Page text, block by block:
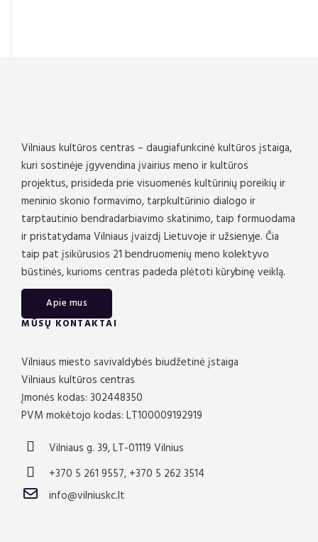
Vilniaus kultūros centras – daugiafunkcinė kultūros įstaiga,
kuri sostinėje įgyvendina įvairius meno ir kultūros
projektus, prisideda prie visuomenės kultūrinių poreikių ir
meninio skonio formavimo, tarpkultūrinio dialogo ir
tarptautinio bendradarbiavimo skatinimo, taip formuodama
ir pristatydama Vilniaus įvaizdį Lietuvoje ir užsienyje. Čia
taip pat įsikūrusios 21 bendruomenių meno kolektyvo
būstinės, kurioms centras padeda plėtoti kūrybinę veiklą.
Apie mus
MŪSŲ KONTAKTAI
Vilniaus miesto savivaldybės biudžetinė įstaiga
Vilniaus kultūros centras
Įmonės kodas: 302448350
PVM mokėtojo kodas: LT100009192919
Vilniaus g. 39, LT-01119 Vilnius
+370 5 261 9557, +370 5 262 3514
info@vilniuskc.lt